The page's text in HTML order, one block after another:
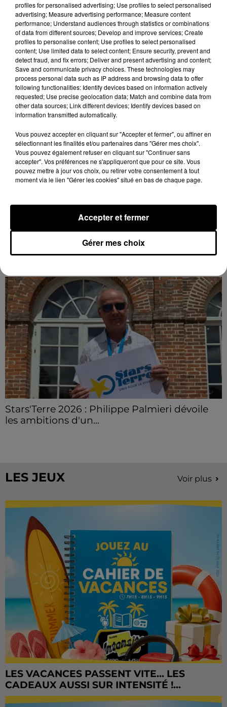
secours après avoir inhalé des fumées.
A LA UNE Voir plus
« chômage technique pour neuf personnes » après le
sinistre, qui a également fait un blessé.
LE GRAND FORMAT Voir plus
Stars'Terre 2026 : Philippe Palmieri dévoile
les ambitions d'un...
LES JEUX Voir plus
LES VACANCES PASSENT VITE... LES
CADEAUX AUSSI SUR INTENSITÉ !...
profiles for personalised advertising; Use profiles to select personalised
advertising; Measure advertising performance; Measure content
performance; Understand audiences through statistics or combinations
of data from different sources; Develop and improve services; Create
profiles to personalise content; Use profiles to select personalised
content; Use limited data to select content; Ensure security, prevent and
detect fraud, and fix errors; Deliver and present advertising and content;
Save and communicate privacy choices. These technologies may
process personal data such as IP address and browsing data to offer
following functionalities: Identify devices based on information actively
requested; Use precise geolocation data; Match and combine data from
other data sources; Link different devices; Identify devices based on
information transmitted automatically.
Vous pouvez accepter en cliquant sur "Accepter et fermer", ou affiner en
sélectionnant les finalités et/ou partenaires dans "Gérer mes choix".
Vous pouvez également refuser en cliquant sur "Continuer sans
accepter". Vos préférences ne s'appliqueront que pour ce site. Vous
pouvez mettre à jour vos choix, ou retirer votre consentement à tout
moment via le lien "Gérer les cookies" situé en bas de chaque page.
Gérer mes choix
Accepter et fermer